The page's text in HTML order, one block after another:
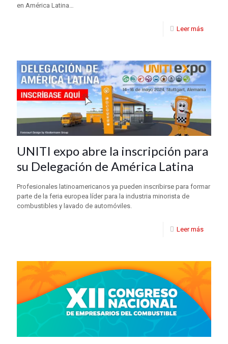
en América Latina…
Leer más
UNITI expo abre la inscripción para
su Delegación de América Latina
Profesionales latinoamericanos ya pueden inscribirse para formar
parte de la feria europea líder para la industria minorista de
combustibles y lavado de automóviles.
Leer más